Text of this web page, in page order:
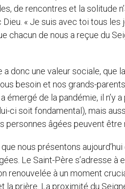
de rencontres et la solitude
« Je suis avec toi tous
chacun de nous a reçue du
a donc une valeur sociale, que
besoin et nos grands-
émergé de la pandémie, il
ci soit fondamental), mais
personnes âgées peuvent être
nous présentons
Le Saint-Père s’adresse
renouvelée à un moment
la prière. La proximité du